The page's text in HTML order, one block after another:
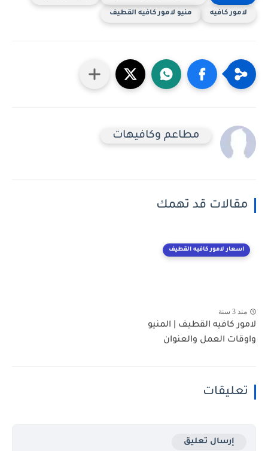
لامور كافيه منيو لامور كافيه القطيف
مطاعم وكافيهات
مقالات قد تهمك
اسعار لامور كافيه القطيف
منذ 3 سنة
لامور كافيه القطيف | المنيو
واوقات العمل والعنوان
تعليقات
إرسال تعليق